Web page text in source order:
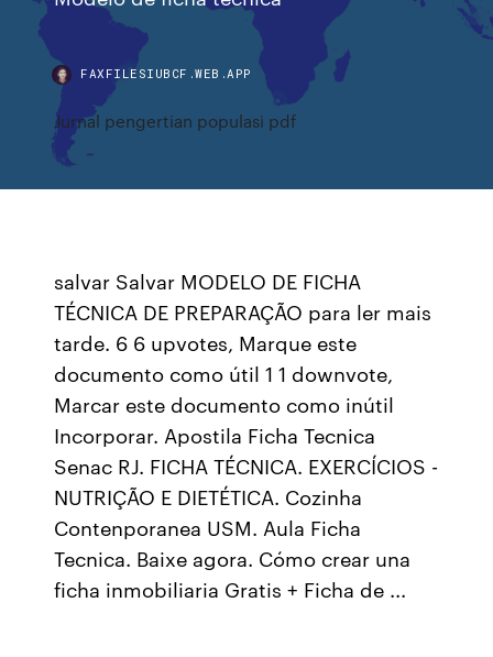
FAXFILESIUBCF.WEB.APP
Jurnal pengertian populasi pdf
salvar Salvar MODELO DE FICHA
TÉCNICA DE PREPARAÇÃO para ler mais
tarde. 6 6 upvotes, Marque este
documento como útil 1 1 downvote,
Marcar este documento como inútil
Incorporar. Apostila Ficha Tecnica
Senac RJ. FICHA TÉCNICA. EXERCÍCIOS -
NUTRIÇÃO E DIETÉTICA. Cozinha
Contenporanea USM. Aula Ficha
Tecnica. Baixe agora. Cómo crear una
ficha inmobiliaria Gratis + Ficha de ...